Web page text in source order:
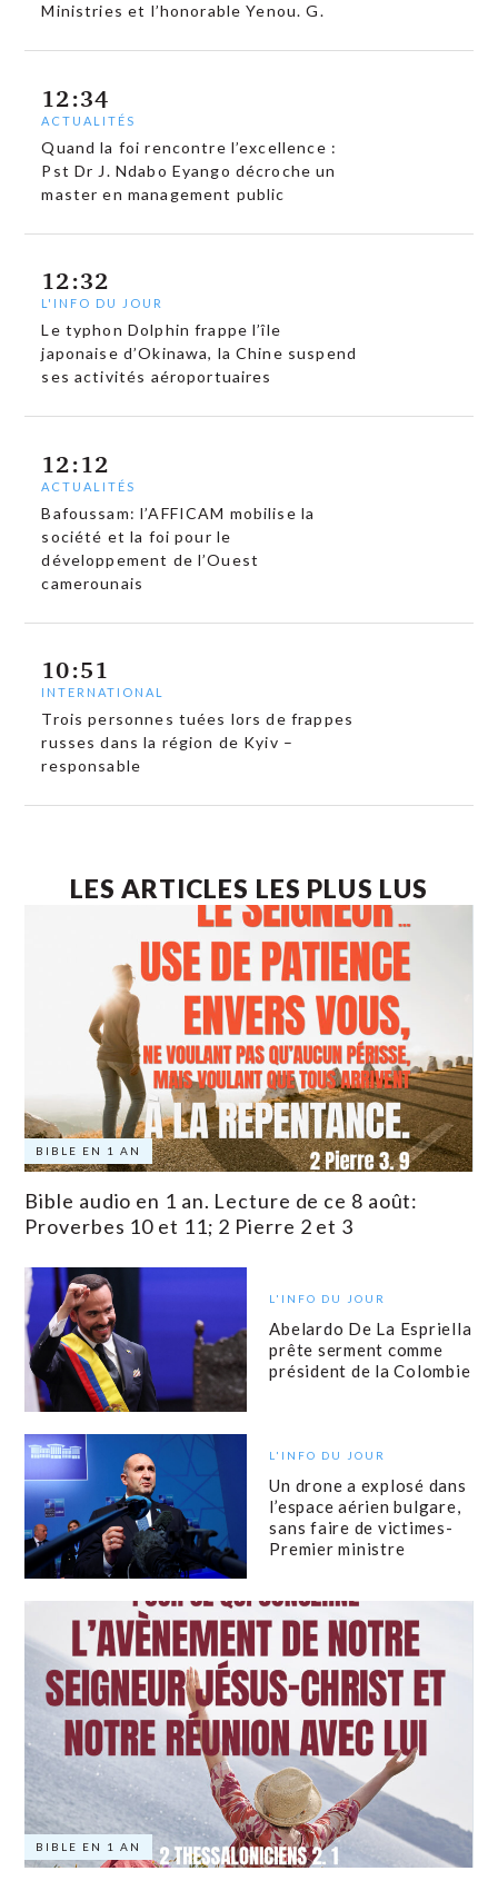
Ministries et l’honorable Yenou. G.
12:34
ACTUALITÉS
Quand la foi rencontre l’excellence :
Pst Dr J. Ndabo Eyango décroche un
master en management public
12:32
L'INFO DU JOUR
Le typhon Dolphin frappe l’île
japonaise d’Okinawa, la Chine suspend
ses activités aéroportuaires
12:12
ACTUALITÉS
Bafoussam: l’AFFICAM mobilise la
société et la foi pour le
développement de l’Ouest
camerounais
10:51
INTERNATIONAL
Trois personnes tuées lors de frappes
russes dans la région de Kyiv –
responsable
LES ARTICLES LES PLUS LUS
BIBLE EN 1 AN
Bible audio en 1 an. Lecture de ce 8 août:
Proverbes 10 et 11; 2 Pierre 2 et 3
L'INFO DU JOUR
Abelardo De La Espriella
prête serment comme
président de la Colombie
L'INFO DU JOUR
Un drone a explosé dans
l’espace aérien bulgare,
sans faire de victimes-
Premier ministre
BIBLE EN 1 AN